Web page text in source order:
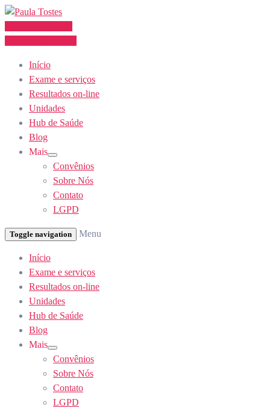
Skip
Início
Exame e serviços
Resultados on-line
Unidades
Hub de Saúde
Blog
Mais
Show
sub
menu
Convênios
Sobre Nós
Contato
LGPD
Toggle navigation Menu
Início
Exame e serviços
Resultados on-line
Unidades
Hub de Saúde
Blog
Mais
Show
sub
menu
Convênios
Sobre Nós
Contato
LGPD